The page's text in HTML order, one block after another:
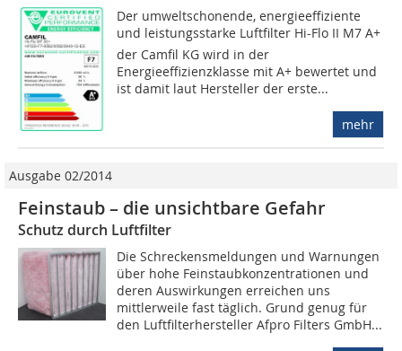
Der umweltschonende, energieeffiziente
und leistungsstarke Luftfilter Hi-Flo II M7 A+
der Camfil KG wird in der
Energieeffizienzklasse mit A+ bewertet und
ist damit laut Hersteller der erste...
mehr
Ausgabe 02/2014
Feinstaub – die unsichtbare Gefahr
Schutz durch Luftfilter
Die Schreckensmeldungen und Warnungen
über hohe Feinstaubkonzentrationen und
deren Auswirkungen erreichen uns
mittlerweile fast täglich. Grund genug für
den Luftfilterhersteller Afpro Filters GmbH...